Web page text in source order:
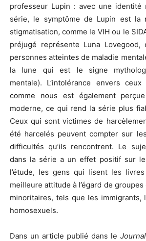
professeur Lupin : avec une identité
série, le symptôme de Lupin est la
stigmatisation, comme le VIH ou le
préjugé représente Luna Lovegood,
personnes atteintes de maladie
la lune qui est le signe
mentale). L’intolérance envers
comme nous est également
moderne, ce qui rend la série plus
Ceux qui sont victimes de
été harcelés peuvent compter sur
difficultés qu’ils rencontrent. Le
dans la série a un effet positif sur
l’étude, les gens qui lisent les
meilleure attitude à l’égard de
minoritaires, tels que les immigrants,
homosexuels.
Dans un article publié dans le